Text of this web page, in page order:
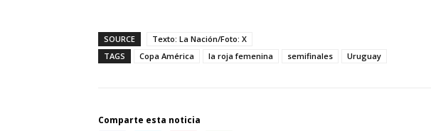
SOURCE
Texto: La Nación/Foto: X
TAGS
Copa América la roja femenina semifinales Uruguay
Comparte esta noticia